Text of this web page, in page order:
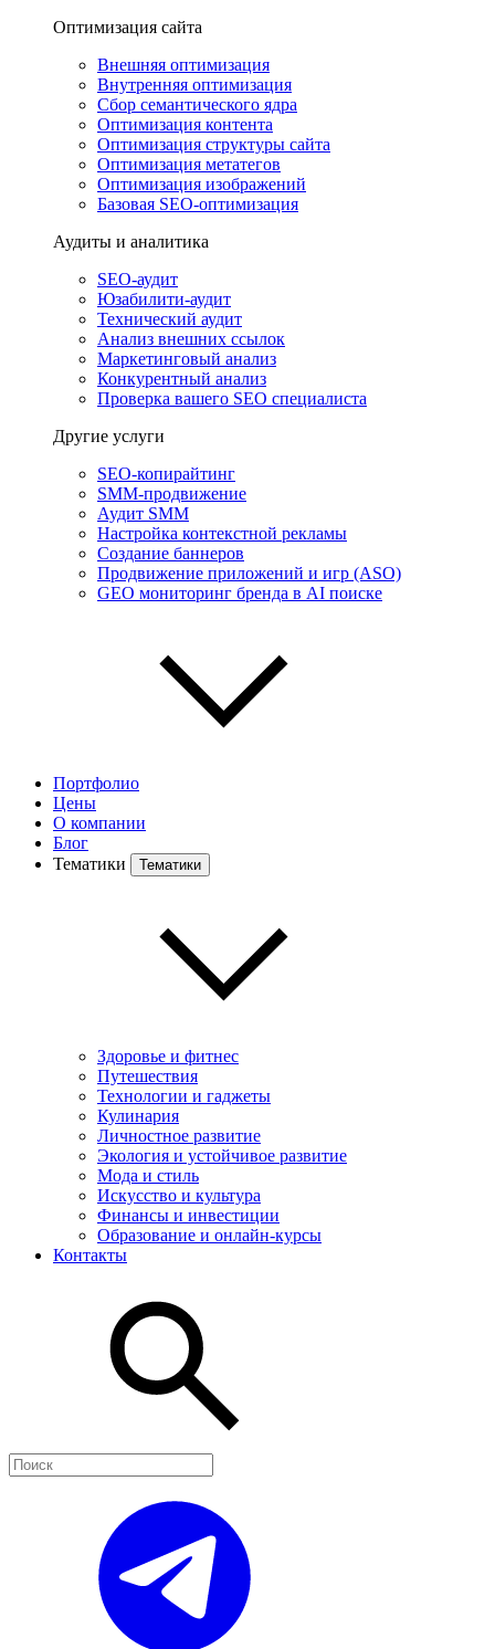
Оптимизация сайта
Внешняя оптимизация
Внутренняя оптимизация
Сбор семантического ядра
Оптимизация контента
Оптимизация структуры сайта
Оптимизация метатегов
Оптимизация изображений
Базовая SEO-оптимизация
Аудиты и аналитика
SEO-аудит
Юзабилити-аудит
Технический аудит
Анализ внешних ссылок
Маркетинговый анализ
Конкурентный анализ
Проверка вашего SEO специалиста
Другие услуги
SEO-копирайтинг
SMM-продвижение
Аудит SMM
Настройка контекстной рекламы
Создание баннеров
Продвижение приложений и игр (ASO)
GEO мониторинг бренда в AI поиске
Портфолио
Цены
О компании
Блог
Тематики
Тематики
Здоровье и фитнес
Путешествия
Технологии и гаджеты
Кулинария
Личностное развитие
Экология и устойчивое развитие
Мода и стиль
Искусство и культура
Финансы и инвестиции
Образование и онлайн-курсы
Контакты